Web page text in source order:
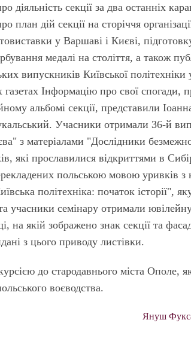
діяльність секції за два останніх
план дій секції на сторіччя
у Варшаві і Києві,
медалі на століття, а також
випускників Київської політехніки
газетах Інформацію про свої спогади,
альбомі секції, представили
Учасники отримали 36-й
з матеріалами "Дослідники
які прославилися відкриттями в
польською мовою уривків
політехніка: початок історії",
учасники семінару отримали
на якій зображено знак секції та
з цього приводу листівки.
до стародавнього міста Ополе,
воєводства.
Януш